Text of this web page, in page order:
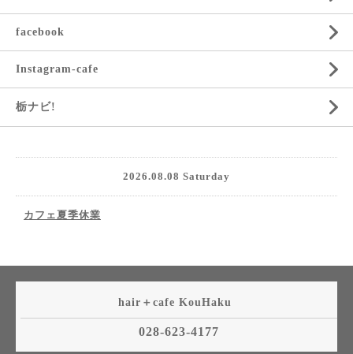
facebook
Instagram-cafe
栃ナビ!
2026.08.08 Saturday
カフェ夏季休業
hair＋cafe KouHaku
028-623-4177